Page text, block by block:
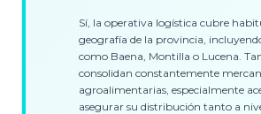
Sí, la operativa logística cubre
geografía de la provincia,
como Baena, Montilla o Lucena.
consolidan constantemente
agroalimentarias, especialmente
asegurar su distribución tanto a